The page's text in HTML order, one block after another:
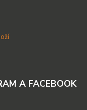
A FACEBOOK